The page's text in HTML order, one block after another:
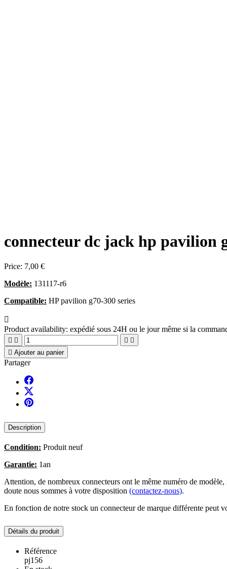
connecteur dc jack hp pavilion
Price: 7,00 €
Modèle: 131117-r6
Compatible: HP pavilion g70-300 series

Product availability: expédié sous 24H ou le jour même si la
   
 Ajouter au panier
Partager
Description
Condition: Produit neuf
Garantie: 1an
Attention, de nombreux connecteurs ont le même numéro de
doute nous sommes à votre disposition (contactez-nous).
En fonction de notre stock un connecteur de marque différente peut
Détails du produit
Référence
pj156